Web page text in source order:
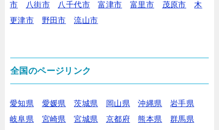
市
八街市 八千代市 富津市 富里市 茂原市
木
更津市
野田市 流山市
全国のページリンク
愛知県 愛媛県 茨城県 岡山県 沖縄県
岩手県
岐阜県
宮崎県 宮城県 京都府 熊本県
群馬県